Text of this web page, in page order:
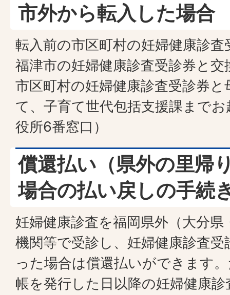
市外から転入した場合
転入前の市区町村の妊婦健康診
福津市の妊婦健康診査受診券と
市区町村の妊婦健康診査受診券
て、子育て世代包括支援課まで
役所6番窓口）
償還払い（県外の里帰
場合の払い戻しの手続
妊婦健康診査を福岡県外（大分
機関等で受診し、妊婦健康診査
った場合は償還払いができます
帳を発行した日以降の妊婦健康